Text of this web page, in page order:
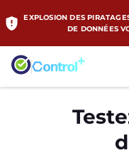
EXPLOSION DES
DE DONNÉES